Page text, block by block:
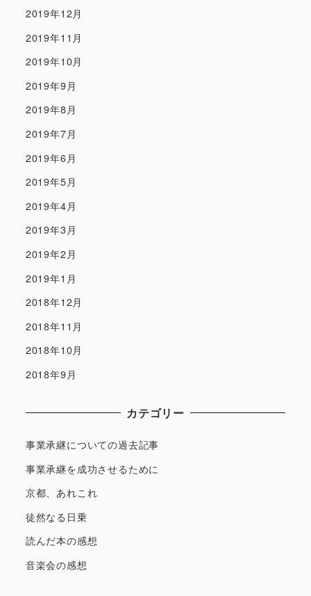
2019年12月
2019年11月
2019年10月
2019年9月
2019年8月
2019年7月
2019年6月
2019年5月
2019年4月
2019年3月
2019年2月
2019年1月
2018年12月
2018年11月
2018年10月
2018年9月
カテゴリー
事業承継についての過去記事
事業承継を成功させるために
京都、あれこれ
徒然なる日乗
読んだ本の感想
音楽会の感想